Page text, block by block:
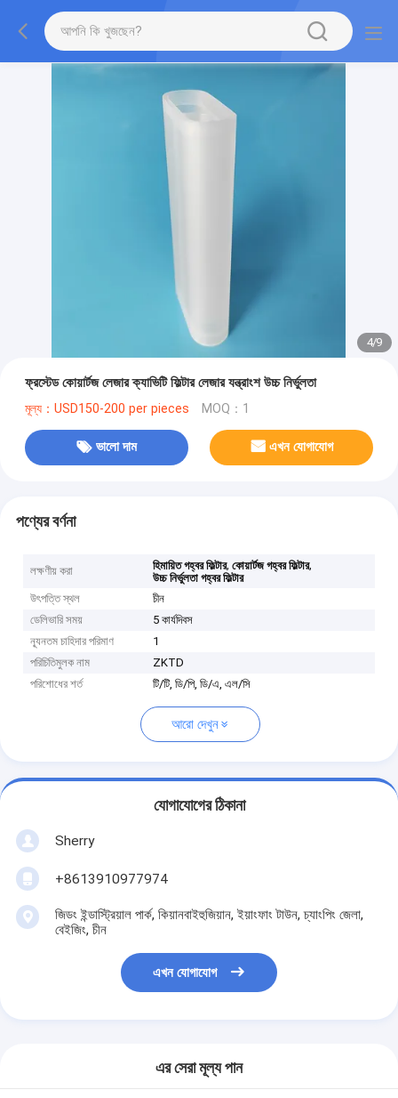
4/9
ফ্রস্টেড কোয়ার্টজ লেজার ক্যাভিটি ফিল্টার লেজার যন্ত্রাংশ উচ্চ নির্ভুলতা
মূল্য：USD150-200 per pieces MOQ：1
ভালো দাম এখন যোগাযোগ
পণ্যের বর্ণনা
লক্ষণীয় করা হিমায়িত গহ্বর ফিল্টার,কোয়ার্টজ গহ্বর ফিল্টার,
উচ্চ নির্ভুলতা গহ্বর ফিল্টার
উৎপত্তি স্থল
চীন
ডেলিভারি সময়
5 কার্যদিবস
ন্যূনতম চাহিদার পরিমাণ
1
পরিচিতিমুলক নাম
ZKTD
পরিশোধের শর্ত
টি/টি, ডি/পি, ডি/এ, এল/সি
আরো দেখুন
যোগাযোগের ঠিকানা
Sherry
+8613910977974
জিডং ইন্ডাস্ট্রিয়াল পার্ক, কিয়ানবাইহুজিয়ান, ইয়াংফাং টাউন, চ্যাংপিং জেলা,
বেইজিং, চীন
এখন যোগাযোগ
এর সেরা মূল্য পান